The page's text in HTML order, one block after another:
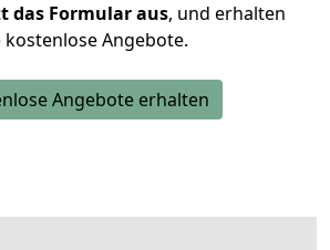
das Formular aus, und erhalten
kostenlose Angebote.
Angebote erhalten